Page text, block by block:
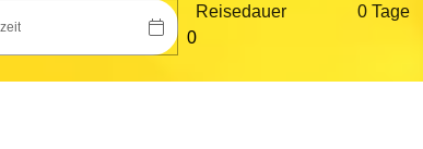
Reisedauer 0 Tage